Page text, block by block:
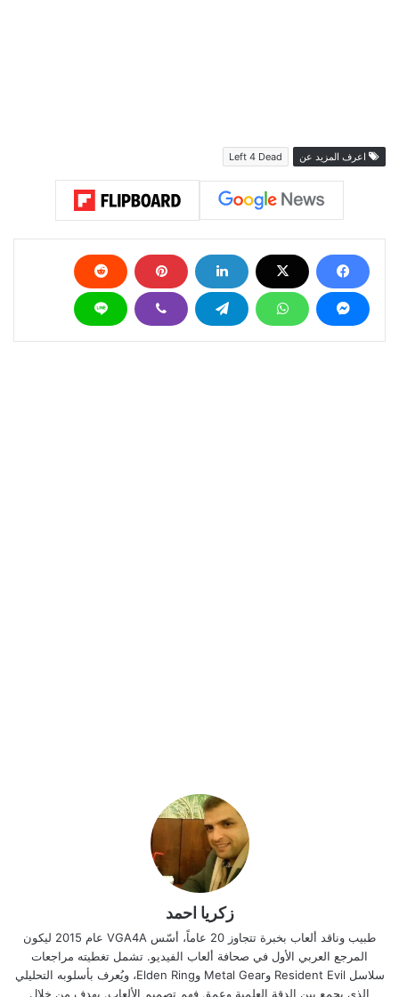
اعرف المزيد عن Left 4 Dead
زكريا احمد
طبيب وناقد ألعاب بخبرة تتجاوز 20 عاماً، أسّس VGA4A عام 2015 ليكون
المرجع العربي الأول في صحافة ألعاب الفيديو. تشمل تغطيته مراجعات
سلاسل Resident Evil وMetal Gear وElden Ring، ويُعرف بأسلوبه التحليلي
الذي يجمع بين الدقة العلمية وعمق فهم تصميم الألعاب. يهدف من خلال